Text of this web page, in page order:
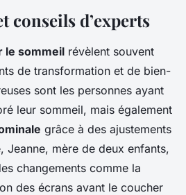
conseils d’experts
le sommeil révèlent souvent
de transformation et de bien-
sont les personnes ayant
leur sommeil, mais également
grâce à des ajustements
Jeanne, mère de deux enfants,
changements comme la
des écrans avant le coucher